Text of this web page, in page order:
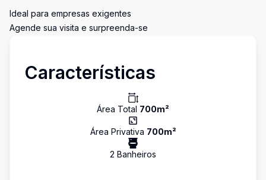
Ideal para empresas exigentes
Agende sua visita e surpreenda-se
Características
Área Total 700m²
Área Privativa 700m²
2 Banheiros